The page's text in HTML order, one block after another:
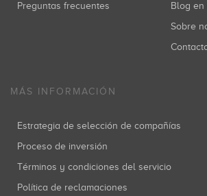
Preguntas frecuentes
Blog
Sobre
MÁS INFORMACIÓN
Estrategia de selección de compañías
Proceso de inversión
Términos y condiciones del servicio
Política de reclamaciones